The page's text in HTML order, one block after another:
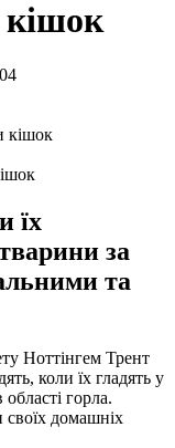
кішок
їх
за
та
Ноттінгем Трент
коли їх гладять у
горла.
своїх домашніх